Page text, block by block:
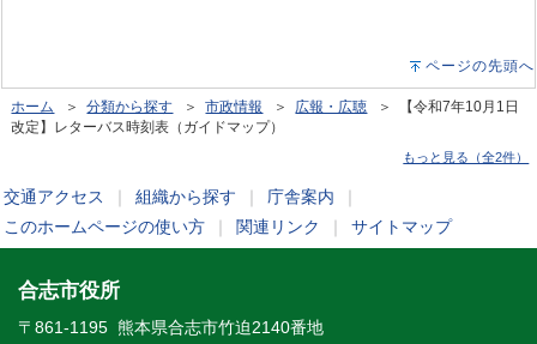
ページの先頭へ
ホーム ＞分類から探す ＞市政情報 ＞ 広報・広聴 ＞ 【令和7年10月1日
改定】レターバス時刻表（ガイドマップ）
もっと見る（全2件）
交通アクセス 組織から探す 庁舎案内
このホームページの使い方
関連リンク サイトマップ
合志市役所
〒861-1195 熊本県合志市竹迫2140番地